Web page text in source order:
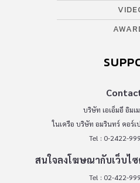
บริษัท เอเอ็มอี อิม
ในเครือ บริษัท อมรินทร์ คอร์
Tel : 0-2422-
สนใจลงโฆษณากับเว็บไซ
Tel : 02-422-